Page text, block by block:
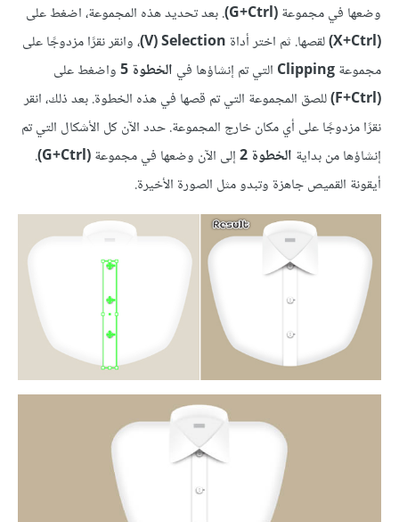
وضعها في مجموعة(G+Ctrl)
. بعد تحديد هذه المجموعة، اضغط على
(X+Ctrl)
لقصها. ثم اختر أداة Selection ‏(V)
، وانقر نقرًا مزدوجًا على
مجموعةClipping التي تم إنشاؤها في الخطوة 5
واضغط على
(F+Ctrl)
للصق المجموعة التي تم قصها في هذه الخطوة. بعد ذلك، انقر
نقرًا مزدوجًا على أي مكان خارج المجموعة. حدد الآن كل الأشكال التي تم
إنشاؤها من بداية الخطوة 2 إلى الآن وضعها في مجموعة(G+Ctrl)
.
أيقونة القميص جاهزة وتبدو مثل الصورة الأخيرة.